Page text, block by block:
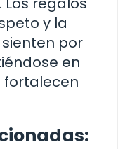
y la
por
en
fortalecen